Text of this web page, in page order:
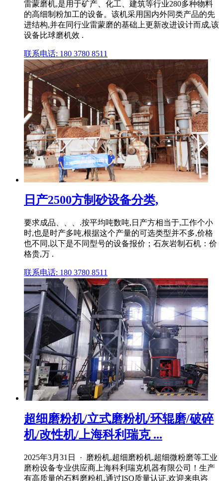
雷蒙磨机,是用于矿产、化工、建筑等行业280多种物料
的高细制粉加工的设备。该机采用国内外同类产品的先
进结构,并在同行业雷蒙磨的基础上更新改进设计而成,该
设备比球磨机效 .
联系电话: 180 3780 8511
日产2500方制砂设备分类,
要求成品、、、.按平均吨数吨,日产方相当于,工作个小
时,也是时产多吨,根据这个产量的可选类型并不多,价格
也不同,以下是不同型号的设备报价；石灰岩制石机：价
格贵,万 .
联系电话: 180 3780 8511
超细磨粉机/立式磨粉机/环辊磨/破碎
机/改性机/上海科利瑞克 ...
2025年3月31日 · 磨粉机,超细磨粉机,超细微粉磨等工业
磨粉设备专业供应商上海科利瑞克机器有限公司！生产
有高质量的石料磨粉机,通过ISO质量认证,欢迎来电咨